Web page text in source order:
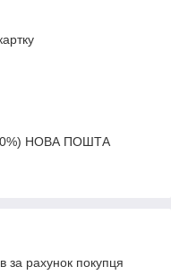
НОВА ПОШТА
за рахунок покупця